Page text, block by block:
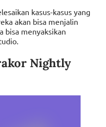
kasus-kasus yang
akan bisa menjalin
bisa menyaksikan
Nightly